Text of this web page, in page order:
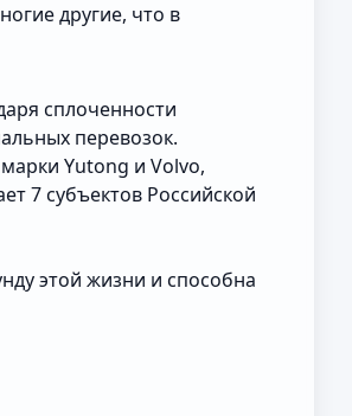
другие, что в
сплоченности
перевозок.
Yutong и Volvo,
7 субъектов Российской
этой жизни и способна